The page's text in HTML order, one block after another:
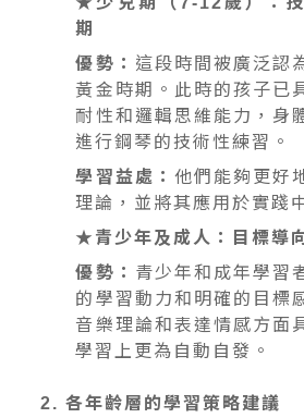
期
優勢： 這段時間被廣泛認
黃金時期。此時的孩子已
耐性和邏輯思維能力，身
進行鋼琴的技術性練習。
學習益處： 他們能夠更好
理論，並將其應用於實踐
★青少年及成人：目標導
優勢： 青少年和成年學習
的學習動力和明確的目標
音樂理論和表達情感方面
學習上更為自動自發。
2. 各年齡層的學習策略建議